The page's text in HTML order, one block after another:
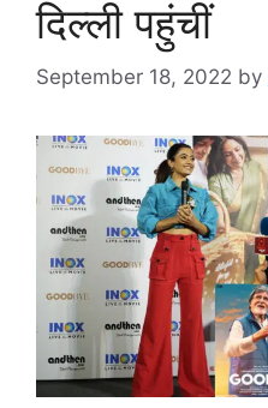
दिल्ली पहुंचीं
September 18, 2022 by